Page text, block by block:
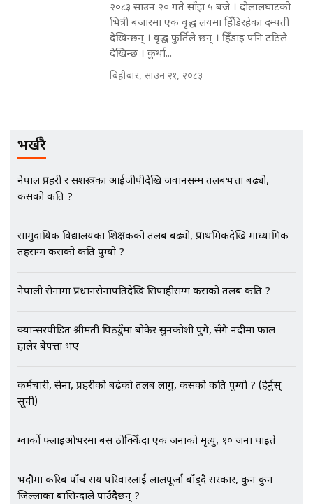
मन्त्रीले घुस डिल गरेको अडियो ! दुई झोला
नोट मन्त्रीलाई घुस | SIDHAKURA |
गोप्य अडियो र म्यासेज, गृह मन्त्रालय
अर्ब बढी घुस!|| SIDHAKURA ||
SIDHAKURA |
२०८३ साउन २० गते साँझ ५ बजे । दोलालघाटको
भित्री बजारमा एक वृद्ध लयमा हिँडिरहेका दम्पती
देखिन्छन् । वृद्ध फुर्तिलै छन् । हिँडाइ पनि टठिलै
देखिन्छ । कुर्था...
बिहीबार, साउन २१, २०८३
भर्खरै
नेपाल प्रहरी र सशस्त्रका आईजीपीदेखि जवानसम्म तलबभत्ता बढ्यो,
कसको कति ?
सामुदायिक विद्यालयका शिक्षकको तलब बढ्यो, प्राथमिकदेखि माध्यामिक
तहसम्म कसको कति पुग्यो ?
नेपाली सेनामा प्रधानसेनापतिदेखि सिपाहीसम्म कसको तलब कति ?
क्यान्सरपीडित श्रीमती पिठ्युँमा बोकेर सुनकोशी पुगे, सँगै नदीमा फाल
हालेर बेपत्ता भए
कर्मचारी, सेना, प्रहरीको बढेको तलब लागु, कसको कति पुग्यो ? (हेर्नुस्
सूची)
ग्वार्को फ्लाइओभरमा बस ठोक्किँदा एक जनाको मृत्यु, १० जना घाइते
भदौमा करिब पाँच सय परिवारलाई लालपूर्जा बाँड्दै सरकार, कुन कुन
जिल्लाका बासिन्दाले पाउँदैछन् ?